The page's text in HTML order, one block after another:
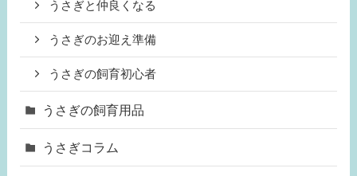
うさぎと仲良くなる
うさぎのお迎え準備
うさぎの飼育初心者
うさぎの飼育用品
うさぎコラム